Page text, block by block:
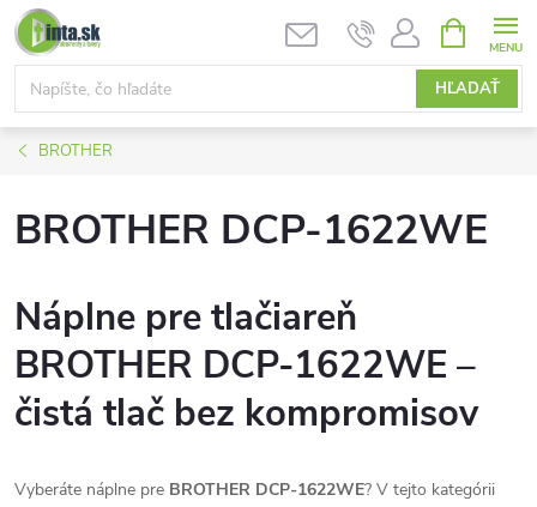
Prejsť
na
obsah
HĽADAŤ
KOŠÍK
BROTHER
BROTHER DCP-1622WE
Náplne pre tlačiareň
BROTHER DCP-1622WE –
čistá tlač bez kompromisov
Vyberáte náplne pre BROTHER DCP-1622WE? V tejto kategórii